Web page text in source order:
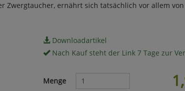
Zwergtaucher, ernährt sich tatsächlich vor allem
Downloadartikel
Nach Kauf steht der Link 7 Tage zur
Menge